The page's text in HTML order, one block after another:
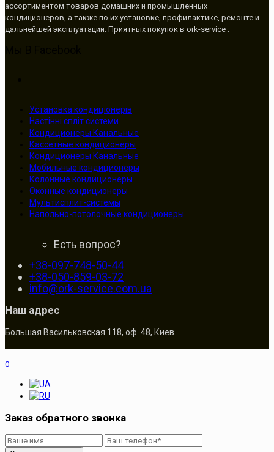
ассортиментом товаров домашних и промышленных
кондиционеров, а также по их установке, профилактике, ремонте и
дальнейшей эксплуатации. Приятных покупок в ork-service .
Установка кондиціонерів
Настінні спліт системи
Кондиционеры Канальные
Кассетные кондиционеры
Кондиционеры Канальные
Мобильные кондиционеры
Колонные кондиционеры
Оконные кондиционеры
Мультисплит-системы
Напольно-потолочные кондиционеры
Есть вопрос?
+38-097-748-50-44
+38-050-859-03-72
info@ork-service.com.ua
Наш адрес
Большая Васильковская 118, оф. 48, Киев
0
Заказ обратного звонка